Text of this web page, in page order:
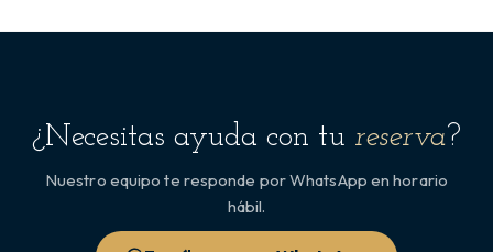
¿Necesitas ayuda con tu reserva?
Nuestro equipo te responde por WhatsApp en horario
hábil.